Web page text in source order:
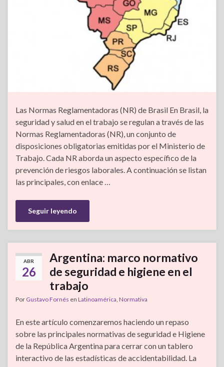
Las Normas Reglamentadoras (NR) de Brasil En Brasil, la
seguridad y salud en el trabajo se regulan a través de las
Normas Reglamentadoras (NR), un conjunto de
disposiciones obligatorias emitidas por el Ministerio de
Trabajo. Cada NR aborda un aspecto específico de la
prevención de riesgos laborales. A continuación se listan
las principales, con enlace …
Seguir leyendo
ABR
26
Argentina: marco normativo
de seguridad e higiene en el
trabajo
Por Gustavo Fornés en Latinoamérica, Normativa
En este artículo comenzaremos haciendo un repaso
sobre las principales normativas de seguridad e Higiene
de la República Argentina para cerrar con un tablero
interactivo de las estadísticas de accidentabilidad. La